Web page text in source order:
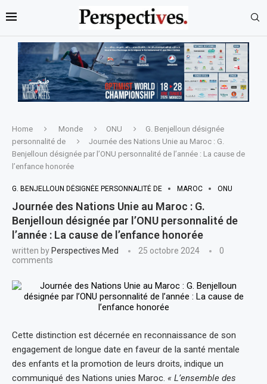
Home Monde ONU
G. Benjelloun désignée
personnalité de
Journée des Nations Unie au Maroc : G.
Benjelloun désignée par l’ONU personnalité de l’année : La cause de
l’enfance honorée
G. BENJELLOUN DÉSIGNÉE PERSONNALITÉ DE MAROC ONU
Journée des Nations Unie au Maroc : G.
Benjelloun désignée par l’ONU personnalité de
l’année : La cause de l’enfance honorée
written by Perspectives Med 25 octobre 2024
0
comments
Cette distinction est décernée en reconnaissance de son
engagement de longue date en faveur de la santé mentale
des enfants et la promotion de leurs droits, indique un
communiqué des Nations unies Maroc. « L’ensemble des